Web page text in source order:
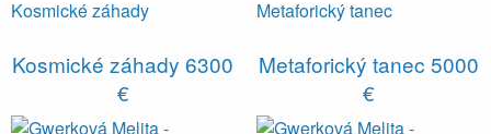
Kosmické záhady 6300
€
Metaforický tanec 5000
€